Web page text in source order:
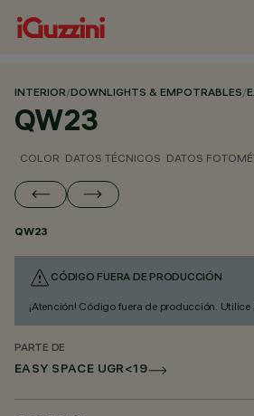
INTERIOR/DOWNLIGHTS & EMPOTRABLES/
QW23
COLOR DATOS TÉCNICOS DATOS
QW23
CÓDIGO FUERA DE PRODUCCIÓN
¡Atención! Código fuera de producción.
PARTE DE
EASY SPACE UGR<19